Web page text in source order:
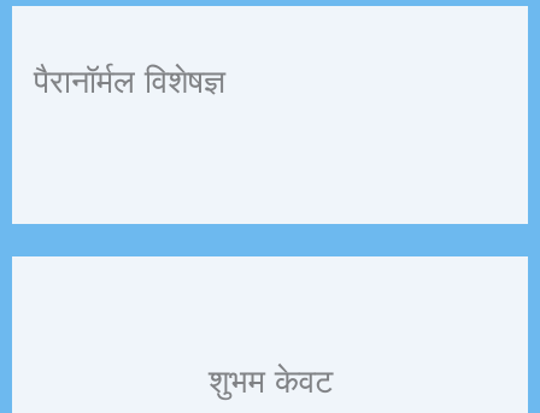
पैरानॉर्मल विशेषज्ञ
शुभम केवट